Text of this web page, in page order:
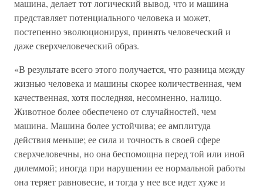
машина, делает тот логический вывод, что и машина
представляет потенциального человека и может,
постепенно эволюционируя, принять человеческий и
даже сверхчеловеческий образ.
«В результате всего этого получается, что разница между
жизнью человека и машины скорее количественная, чем
качественная, хотя последняя, несомненно, налицо.
Животное более обеспечено от случайностей, чем
машина. Машина более устойчива; ее амплитуда
действия меньше; ее сила и точность в своей сфере
сверхчеловечны, но она беспомощна перед той или иной
дилеммой; иногда при нарушении ее нормальной работы
она теряет равновесие, и тогда у нее все идет хуже и